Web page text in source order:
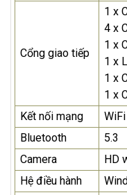
Cổng giao tiếp
1 x
4 x
1 x
1 x
1 x
1 x
Kết nối mạng
Bluetooth
5.3
Camera
HD
Hệ điều hành